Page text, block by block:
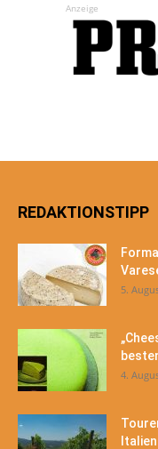
Anzeige
REDAKTIONSTIPP
5.
4.